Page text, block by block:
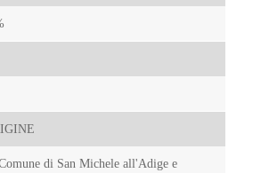
di San Michele all'Adige e